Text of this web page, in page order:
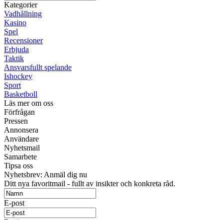
Kategorier
Vadhållning
Kasino
Spel
Recensioner
Erbjuda
Taktik
Ansvarsfullt spelande
Ishockey
Sport
Basketboll
Läs mer om oss
Förfrågan
Pressen
Annonsera
Användare
Nyhetsmail
Samarbete
Tipsa oss
Nyhetsbrev: Anmäl dig nu
Ditt nya favoritmail - fullt av insikter och konkreta råd.
E-post